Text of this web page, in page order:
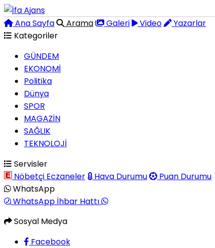
Ana Sayfa Arama Galeri Video
Yazarlar
Kategoriler
GÜNDEM
EKONOMİ
Politika
Dünya
SPOR
MAGAZİN
SAĞLIK
TEKNOLOJİ
Servisler
Nöbetçi Eczaneler
Hava Durumu
Puan Durumu
WhatsApp
WhatsApp İhbar Hattı
Sosyal Medya
Facebook